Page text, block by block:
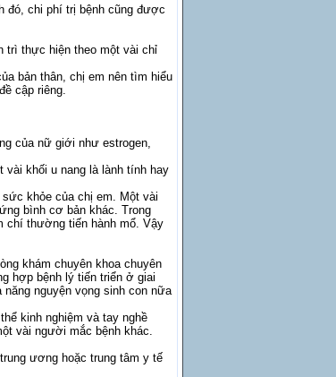
đó, chi phí trị bệnh cũng được
trì thực hiện theo một vài chỉ
bản thân, chị em nên tìm hiểu
cập riêng.
của nữ giới như estrogen,
vài khối u nang là lành tính hay
khỏe của chị em. Một vài
bình cơ bản khác. Trong
chí thường tiến hành mổ. Vậy
khám chuyên khoa chuyên
hợp bệnh lý tiến triển ở giai
nguyện vọng sinh con nữa
kinh nghiệm và tay nghề
vài người mắc bệnh khác.
ương hoặc trung tâm y tế